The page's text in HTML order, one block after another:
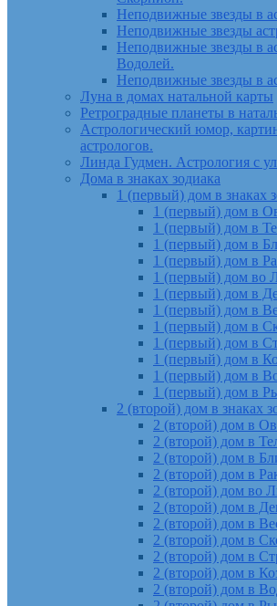
Неподвижные звезды в
Неподвижные звезды
Неподвижные звезды в
Водолей.
Неподвижные звезды в
Луна в домах натальной карты
Ретроградные планеты в
Астрологический юмор,
астрологов.
Линда Гудмен. Астрология с
Дома в знаках зодиака
1 (первый) дом в знаках
1 (первый) дом в
1 (первый) дом в
1 (первый) дом в
1 (первый) дом в
1 (первый) дом во
1 (первый) дом в
1 (первый) дом в
1 (первый) дом в
1 (первый) дом в
1 (первый) дом в
1 (первый) дом в
1 (первый) дом в
2 (второй) дом в знаках
2 (второй) дом в
2 (второй) дом в
2 (второй) дом в
2 (второй) дом в
2 (второй) дом во
2 (второй) дом в
2 (второй) дом в
2 (второй) дом в
2 (второй) дом в
2 (второй) дом в
2 (второй) дом в